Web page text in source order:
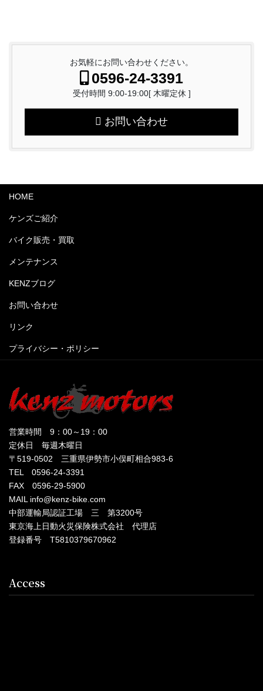
お気軽にお問い合わせください。
0596-24-3391
受付時間 9:00-19:00[ 木曜定休 ]
お問い合わせ
HOME
ケンズご紹介
バイク販売・買取
メンテナンス
KENZブログ
お問い合わせ
リンク
プライバシー・ポリシー
営業時間 9：00～19：00
定休日 毎週木曜日
〒519-0502 三重県伊勢市小俣町相合983-6
TEL 0596-24-3391
FAX 0596-29-5900
MAIL info@kenz-bike.com
中部運輸局認証工場 三 第3200号
東京海上日動火災保険株式会社 代理店
登録番号 T5810379670962
Access